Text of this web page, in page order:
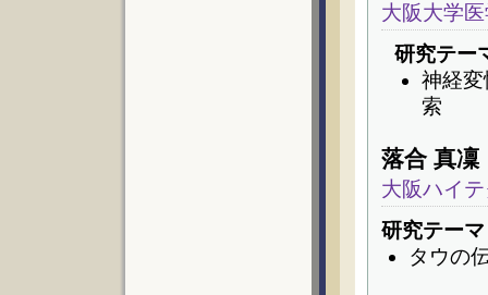
大阪大学
研究テー
神経
索
落合 真凜
大阪ハイ
研究テーマ
タウの